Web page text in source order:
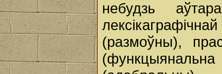
небудзь
(размоўны),